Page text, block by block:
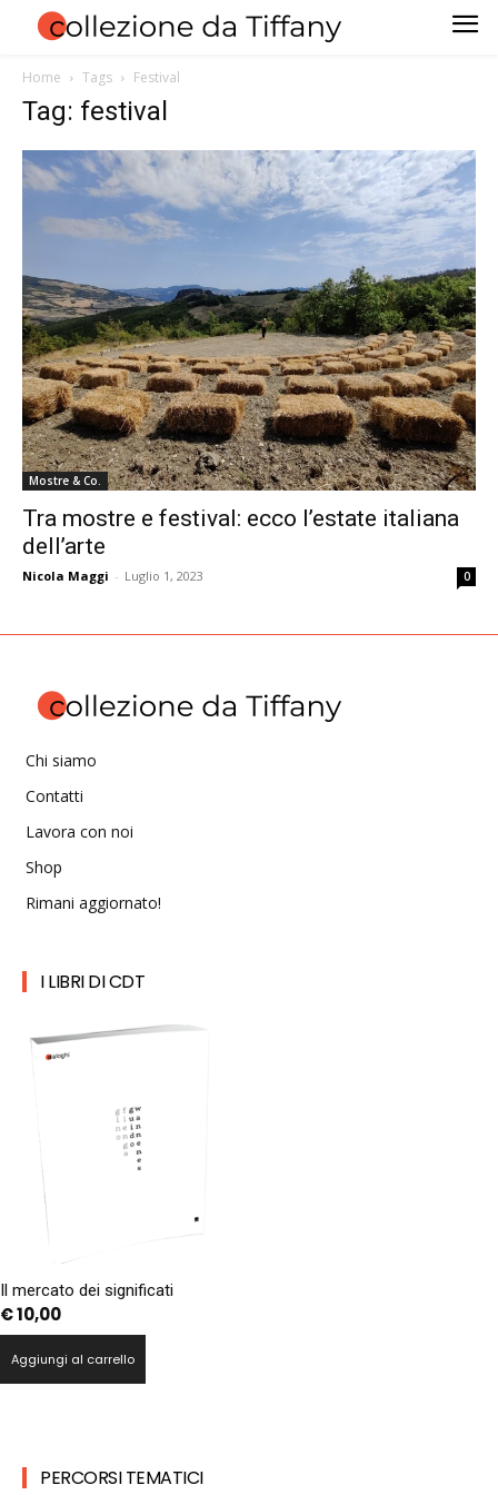
Home Tags Festival
Tag: festival
Mostre & Co.
Tra mostre e festival: ecco l’estate italiana
dell’arte
Nicola Maggi - Luglio 1, 2023 0
Chi siamo
Contatti
Lavora con noi
Shop
Rimani aggiornato!
I LIBRI DI CDT
Il mercato dei significati
€10,00
Aggiungi al carrello
PERCORSI TEMATICI